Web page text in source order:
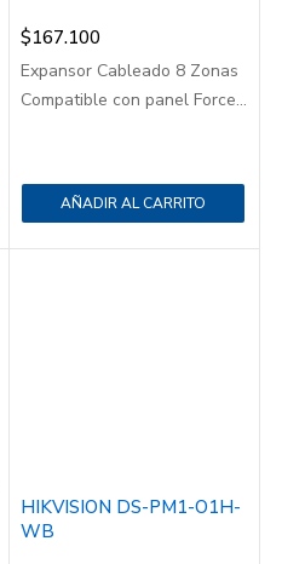
$167.100
Expansor Cableado 8 Zonas
Compatible con panel Force...
AÑADIR AL CARRITO
HIKVISION DS-PM1-O1H-
WB